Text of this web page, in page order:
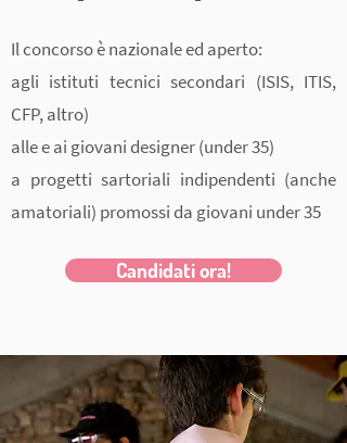
Il concorso è nazionale ed aperto:
agli istituti tecnici secondari (ISIS, ITIS,
CFP, altro)
alle e ai giovani designer (under 35)
a progetti sartoriali indipendenti (anche
amatoriali) promossi da giovani under 35
Candidati ora!